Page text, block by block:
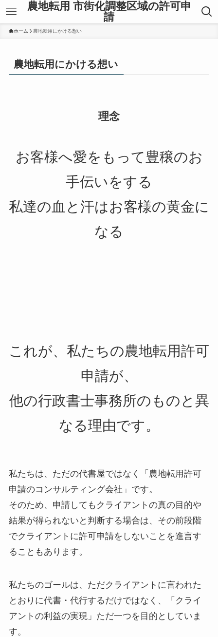
農地転用 市街化調整区域の許可申
請
ホーム 農地転用にかける想い
農地転用にかける想い
理念
お客様へ愛をもって豊穣のお
手伝いをする
私達の血と汗はお客様の黄金に
なる
これが、私たちの農地転用許可
申請が、
他の行政書士事務所のものと異
なる理由です。
私たちは、ただの代書屋ではなく「農地転用許可
申請のコンサルティング会社」です。
そのため、申請してもクライアントの真の目的や
結果が得られないと判断する場合は、その前段階
でクライアントに許可申請をしないことを進言す
ることもあります。
私たちのゴールは、ただクライアントに言われた
とおりに代書・代行するだけではなく、「クライ
アントの利益の実現」ただ一つを目的としていま
す。